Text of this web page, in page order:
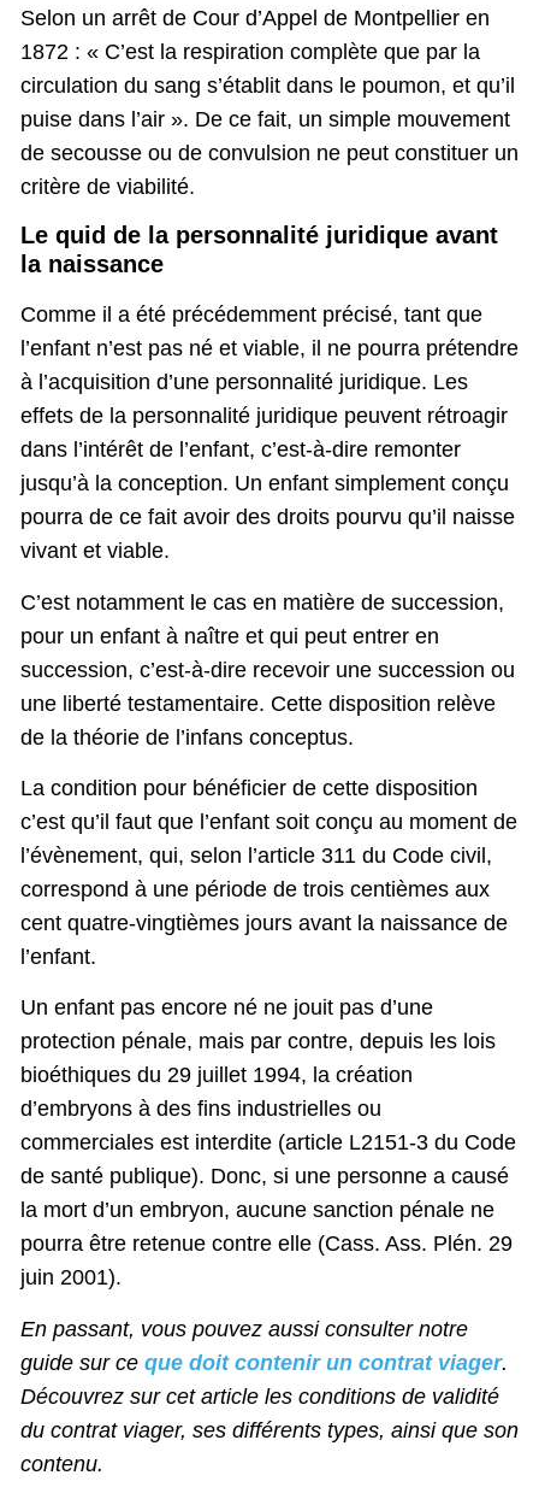
Selon un arrêt de Cour d’Appel de Montpellier en
1872 : « C’est la respiration complète que par la
circulation du sang s’établit dans le poumon, et qu’il
puise dans l’air ». De ce fait, un simple mouvement
de secousse ou de convulsion ne peut constituer un
critère de viabilité.
Le quid de la personnalité juridique avant
la naissance
Comme il a été précédemment précisé, tant que
l’enfant n’est pas né et viable, il ne pourra prétendre
à l’acquisition d’une personnalité juridique. Les
effets de la personnalité juridique peuvent rétroagir
dans l’intérêt de l’enfant, c’est-à-dire remonter
jusqu’à la conception. Un enfant simplement conçu
pourra de ce fait avoir des droits pourvu qu’il naisse
vivant et viable.
C’est notamment le cas en matière de succession,
pour un enfant à naître et qui peut entrer en
succession, c’est-à-dire recevoir une succession ou
une liberté testamentaire. Cette disposition relève
de la théorie de l’infans conceptus.
La condition pour bénéficier de cette disposition
c’est qu’il faut que l’enfant soit conçu au moment de
l’évènement, qui, selon l’article 311 du Code civil,
correspond à une période de trois centièmes aux
cent quatre-vingtièmes jours avant la naissance de
l’enfant.
Un enfant pas encore né ne jouit pas d’une
protection pénale, mais par contre, depuis les lois
bioéthiques du 29 juillet 1994, la création
d’embryons à des fins industrielles ou
commerciales est interdite (article L2151-3 du Code
de santé publique). Donc, si une personne a causé
la mort d’un embryon, aucune sanction pénale ne
pourra être retenue contre elle (Cass. Ass. Plén. 29
juin 2001).
En passant, vous pouvez aussi consulter notre
guide sur ce que doit contenir un contrat viager.
Découvrez sur cet article les conditions de validité
du contrat viager, ses différents types, ainsi que son
contenu.